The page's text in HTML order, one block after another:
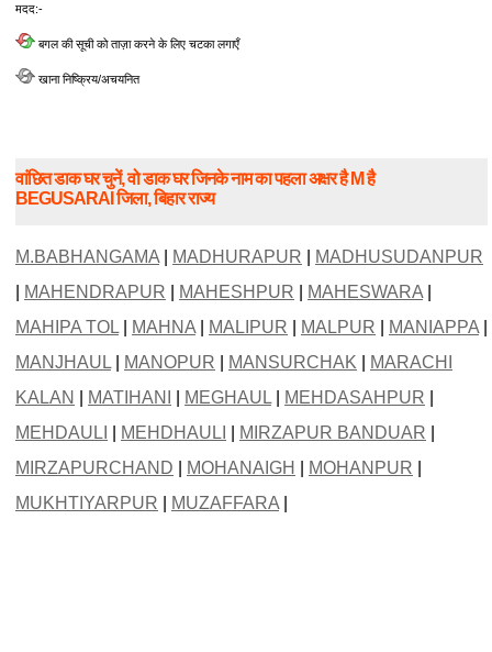
मदद:-
बगल की सूची को ताज़ा करने के लिए चटका लगाएँ
खाना निष्क्रिय/अचयनित
वांछित डाक घर चुनें, वो डाक घर जिनके नाम का पहला अक्षर है M है
BEGUSARAI जिला, बिहार राज्य
M.BABHANGAMA| MADHURAPUR
MADHUSUDANPUR
MAHENDRAPUR MAHESHPUR MAHESWARA|
MAHIPA TOL| MAHNA| MALIPUR MALPUR MANIAPPA|
MANJHAUL| MANOPUR MANSURCHAK
MARACHI
KALAN
MATIHANI MEGHAUL| MEHDASAHPUR
MEHDAULI
MEHDHAULI MIRZAPUR BANDUAR
MIRZAPURCHAND
MOHANAIGH MOHANPUR
MUKHTIYARPUR
MUZAFFARA|